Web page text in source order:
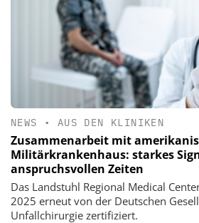
NEWS • AUS DEN KLINIKEN
Zusammenarbeit mit
Militärkrankenhaus: starkes
anspruchsvollen Zeiten
Das Landstuhl Regional Medical
2025 erneut von der Deutschen
Unfallchirurgie zertifiziert.